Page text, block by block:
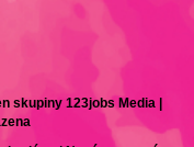
skupiny 123jobs Media |